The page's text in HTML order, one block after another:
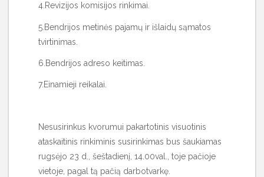
4.Revizijos komisijos rinkimai.
5.Bendrijos metinės pajamų ir išlaidų sąmatos
tvirtinimas.
6.Bendrijos adreso keitimas.
7.Einamieji reikalai.
Nesusirinkus kvorumui pakartotinis visuotinis
ataskaitinis rinkiminis susirinkimas bus šaukiamas
rugsėjo 23 d., šeštadienį, 14.00val., toje pačioje
vietoje, pagal tą pačią darbotvarkę.